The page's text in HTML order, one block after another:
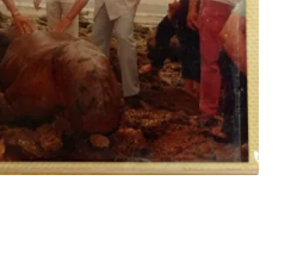
到金黃色，良好的保護色讓
自己，避免被天敵發現。每
高峰期，此時雄蛙會移動到
突出的石頭上，是牠們群聚
嘓～嘓～嘎啦嘎嘎啦嘎啦
實很容易